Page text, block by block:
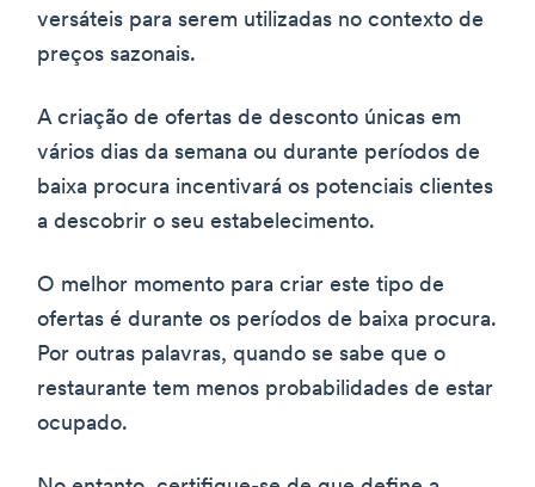
versáteis para serem utilizadas no contexto de
preços sazonais.
A criação de ofertas de desconto únicas em
vários dias da semana ou durante períodos de
baixa procura incentivará os potenciais clientes
a descobrir o seu estabelecimento.
O melhor momento para criar este tipo de
ofertas é durante os períodos de baixa procura.
Por outras palavras, quando se sabe que o
restaurante tem menos probabilidades de estar
ocupado.